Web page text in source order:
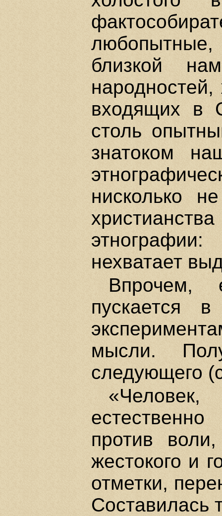
близкой
входящих в
столь
знатоком
нисколько
нехватает
Впрочем,
пускается
мысли.
следующего
«Человек,
против
жестокого и
отметки,
Составилась